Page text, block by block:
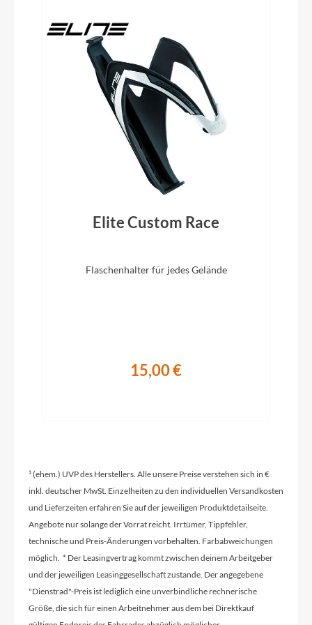
Schalt-/ Bremsgriffeinheit
Shimano Dura Ace Di2 ST-R9180
Lenkerband
ACID Bartape RD
Vorbau
CUBE Aerium C:68X® Cockpit System
Schaltwerk
Größen Optionen des Herstellers
XS, S, M, L
Kurbelgarnitur
Elite Custom Race
Flaschenhalter für jedes Gelände
15,00 €
¹ (ehem.) UVP des Herstellers. Alle unsere Preise verstehen sich in €
inkl. deutscher MwSt. Einzelheiten zu den individuellen Versandkosten
und Lieferzeiten erfahren Sie auf der jeweiligen Produktdetailseite.
Angebote nur solange der Vorrat reicht. Irrtümer, Tippfehler,
technische und Preis-Änderungen vorbehalten. Farbabweichungen
möglich. * Der Leasingvertrag kommt zwischen deinem Arbeitgeber
und der jeweiligen Leasinggesellschaft zustande. Der angegebene
"Dienstrad"-Preis ist lediglich eine unverbindliche rechnerische
Größe, die sich für einen Arbeitnehmer aus dem bei Direktkauf